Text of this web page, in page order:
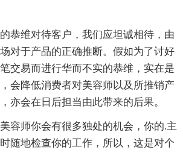
维对待客户，我们应坦诚相待，由
对于产品的正确推断。假如为了讨好
交易而进行华而不实的恭维，实在是
会降低消费者对美容师以及所推销产
亦会在日后担当由此带来的后果。
师你会有很多独处的机会，你的.主
随地检查你的工作，所以，这是对个